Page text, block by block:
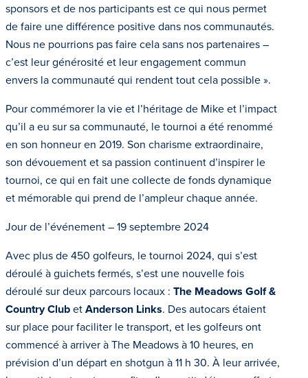
sponsors et de nos participants est ce qui nous permet
de faire une différence positive dans nos communautés.
Nous ne pourrions pas faire cela sans nos partenaires –
c’est leur générosité et leur engagement commun
envers la communauté qui rendent tout cela possible ».
Pour commémorer la vie et l’héritage de Mike et l’impact
qu’il a eu sur sa communauté, le tournoi a été renommé
en son honneur en 2019. Son charisme extraordinaire,
son dévouement et sa passion continuent d’inspirer le
tournoi, ce qui en fait une collecte de fonds dynamique
et mémorable qui prend de l’ampleur chaque année.
Jour de l’événement – 19 septembre 2024
Avec plus de 450 golfeurs, le tournoi 2024, qui s’est
déroulé à guichets fermés, s’est une nouvelle fois
déroulé sur deux parcours locaux : The Meadows Golf &
Country ClubetAnderson Links. Des autocars étaient
sur place pour faciliter le transport, et les golfeurs ont
commencé à arriver à The Meadows à 10 heures, en
prévision d’un départ en shotgun à 11 h 30. À leur arrivée,